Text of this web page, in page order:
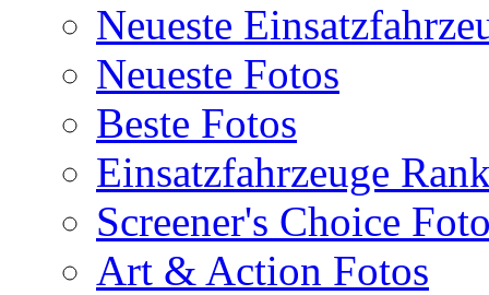
Neueste
Neueste Fotos
Beste Fotos
Einsatzfahrzeuge
Screener's Choice
Art & Action Fotos